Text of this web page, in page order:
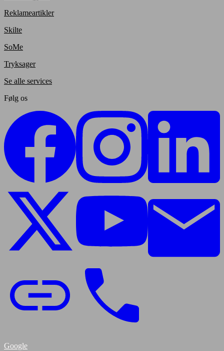
Reklameartikler
Skilte
SoMe
Tryksager
Se alle services
Følg os
Google